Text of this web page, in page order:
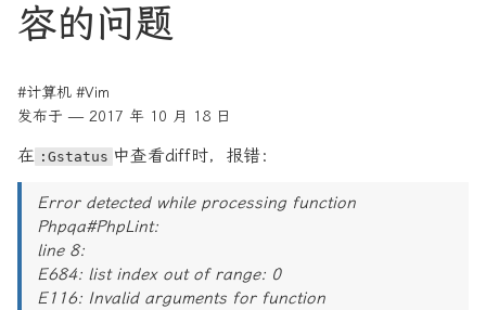
容的问题
#计算机 #Vim
发布于 — 2017 年 10 月 18 日
在 :Gstatus 中查看diff时，报错：
Error detected while processing function
Phpqa#PhpLint:
line 8:
E684: list index out of range: 0
E116: Invalid arguments for function